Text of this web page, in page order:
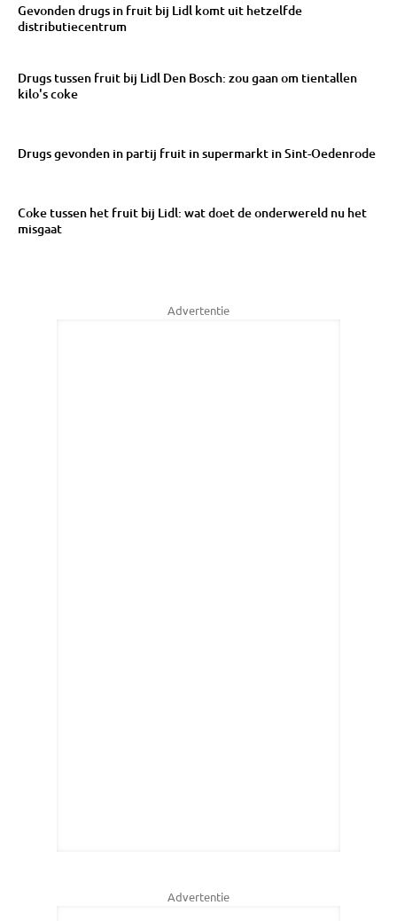
Gevonden drugs in fruit bij Lidl komt uit hetzelfde
distributiecentrum
Drugs tussen fruit bij Lidl Den Bosch: zou gaan om tientallen
kilo's coke
Drugs gevonden in partij fruit in supermarkt in Sint-Oedenrode
Coke tussen het fruit bij Lidl: wat doet de onderwereld nu het
misgaat
Advertentie
Advertentie